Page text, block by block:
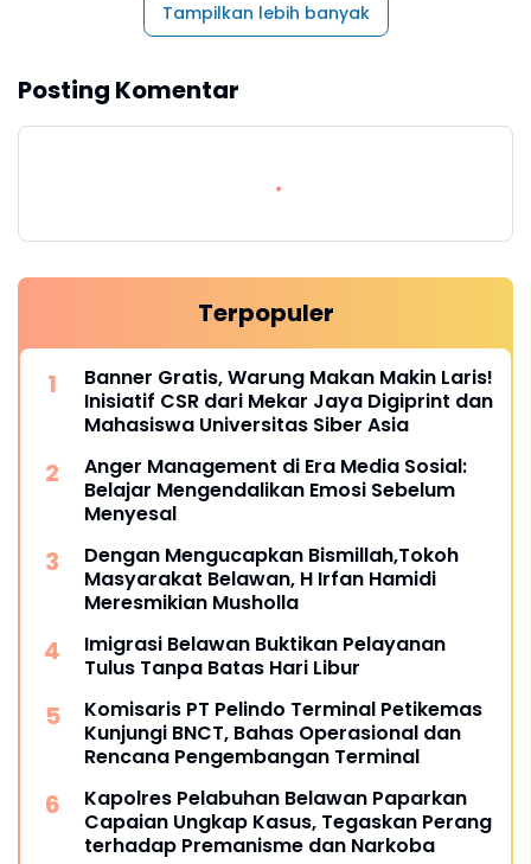
Tampilkan lebih banyak
Posting Komentar
Terpopuler
Banner Gratis, Warung Makan Makin Laris!
Inisiatif CSR dari Mekar Jaya Digiprint dan
Mahasiswa Universitas Siber Asia
Anger Management di Era Media Sosial:
Belajar Mengendalikan Emosi Sebelum
Menyesal
Dengan Mengucapkan Bismillah,Tokoh
Masyarakat Belawan, H Irfan Hamidi
Meresmikian Musholla
Imigrasi Belawan Buktikan Pelayanan
Tulus Tanpa Batas Hari Libur
Komisaris PT Pelindo Terminal Petikemas
Kunjungi BNCT, Bahas Operasional dan
Rencana Pengembangan Terminal
Kapolres Pelabuhan Belawan Paparkan
Capaian Ungkap Kasus, Tegaskan Perang
terhadap Premanisme dan Narkoba